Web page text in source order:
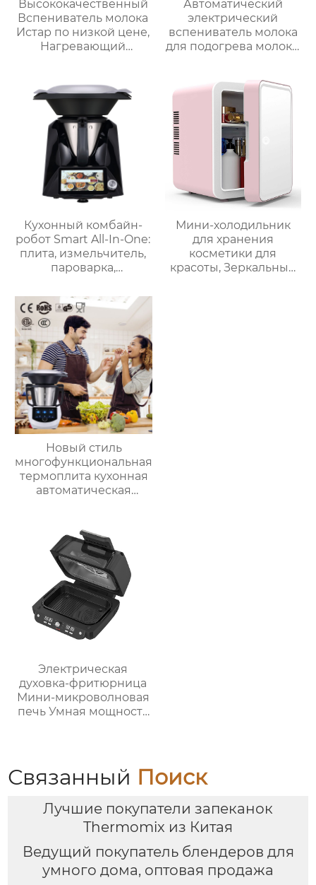
Высококачественный
Вспениватель молока
Истар по низкой цене,
Нагревающий
Вспениватель молока
Автоматический
электрический
вспениватель молока
для подогрева молока,
нержавеющей стали,
домашний
пароварочный
аппарат для молока
Кухонный комбайн-
робот Smart All-In-One:
плита, измельчитель,
пароварка,
блендер, кипяток,
замешивание,
взвешивание
Мини-холодильник
для хранения
косметики для
красоты, Зеркальный
Новый стиль
многофункциональная
термоплита кухонная
автоматическая
3.5л robot cucina tm 6
новый термомиксер t6
Электрическая
духовка-фритюрница
Мини-микроволновая
печь Умная мощность
цифровым ЖК-
дисплеем объемом 6
Связанный Поиск
Лучшие покупатели запеканок
Thermomix из Китая
Ведущий покупатель блендеров для
умного дома, оптовая продажа